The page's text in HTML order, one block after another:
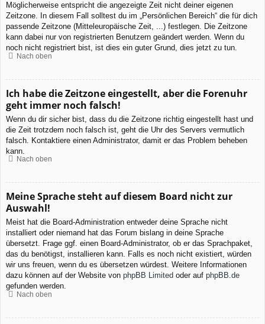
Möglicherweise entspricht die angezeigte Zeit nicht deiner eigenen
Zeitzone. In diesem Fall solltest du im „Persönlichen Bereich“ die für dich
passende Zeitzone (Mitteleuropäische Zeit, ...) festlegen. Die Zeitzone
kann dabei nur von registrierten Benutzern geändert werden. Wenn du
noch nicht registriert bist, ist dies ein guter Grund, dies jetzt zu tun.
Nach oben
Ich habe die Zeitzone eingestellt, aber die Forenuhr
geht immer noch falsch!
Wenn du dir sicher bist, dass du die Zeitzone richtig eingestellt hast und
die Zeit trotzdem noch falsch ist, geht die Uhr des Servers vermutlich
falsch. Kontaktiere einen Administrator, damit er das Problem beheben
kann.
Nach oben
Meine Sprache steht auf diesem Board nicht zur
Auswahl!
Meist hat die Board-Administration entweder deine Sprache nicht
installiert oder niemand hat das Forum bislang in deine Sprache
übersetzt. Frage ggf. einen Board-Administrator, ob er das Sprachpaket,
das du benötigst, installieren kann. Falls es noch nicht existiert, würden
wir uns freuen, wenn du es übersetzen würdest. Weitere Informationen
dazu können auf der Website von phpBB Limited oder auf phpBB.de
gefunden werden.
Nach oben